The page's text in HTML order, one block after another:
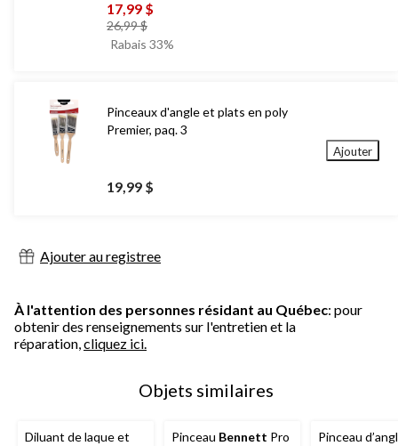
17,99 $
26,99 $prix
était
Rabais 33%
Pinceaux d'angle et plats en poly
Premier, paq. 3
19,99 $
Ajouter
Ajouter au registree
À l'attention des personnes résidant au Québec: pour
obtenir des renseignements sur l'entretien et la
réparation,cliquez ici.
Objets similaires
Diluant de laque et
Pinceau Bennett Pro
Pinceau